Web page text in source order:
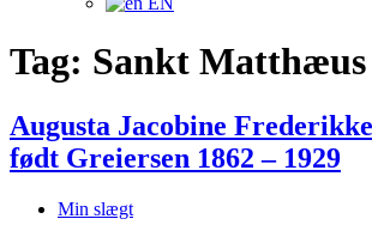
Tag: Sankt Matthæus
Augusta Jacobine
født Greiersen 1862 – 1929
Min slægt